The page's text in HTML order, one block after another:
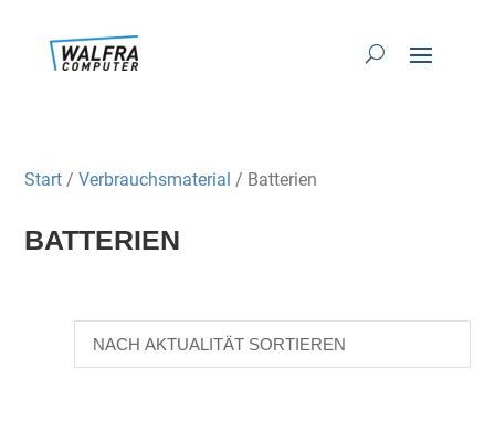
Start /Verbrauchsmaterial / Batterien
BATTERIEN